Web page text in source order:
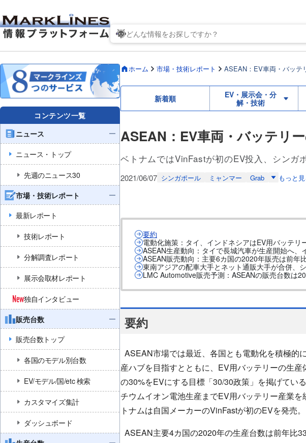
コンテンツ一覧
ニュース
ニュース・トップ
先週のニュース30
市場・技術レポート
最新レポート
技術レポート
分解調査レポート
展示会取材レポート
独自インタビュー
販売台数
販売台数トップ
各国のモデル別台数
EV/モデル/国/etc 検索
カスタマイズ集計
ダッシュボード
ホーム 市場・技術レポート ASEAN：EV車両・バッテ
新着順
EV・展示会・分
解・技術
ASEAN：EV車両・バッテリ
ベトナムではVinFastが初のEV投入、シンガ
2021/06/07 シンガポール ミャンマー Grab もっと
要約
電動化施策：タイ、インドネシアはEV用バッテリ
ASEAN生産動向：タイで長城汽車が生産開始へ
ASEAN販売動向：主要6カ国の2020年販売は前年
東南アジアの配車大手とネット通販大手が合併、
LMC Automotive販売予測：ASEANの販売台数は
要約
ASEAN市場では最近、各国とも電動化を積極的
産ハブを目指すとともに、EV用バッテリーの生
の30%をEVにする目標「30/30政策」を掲げてい
チウムイオン電池生産までEV用バッテリー産業
トナムは自国メーカーのVinFastが初のEVを発売
ASEAN主要4カ国の2020年の生産台数は前年比